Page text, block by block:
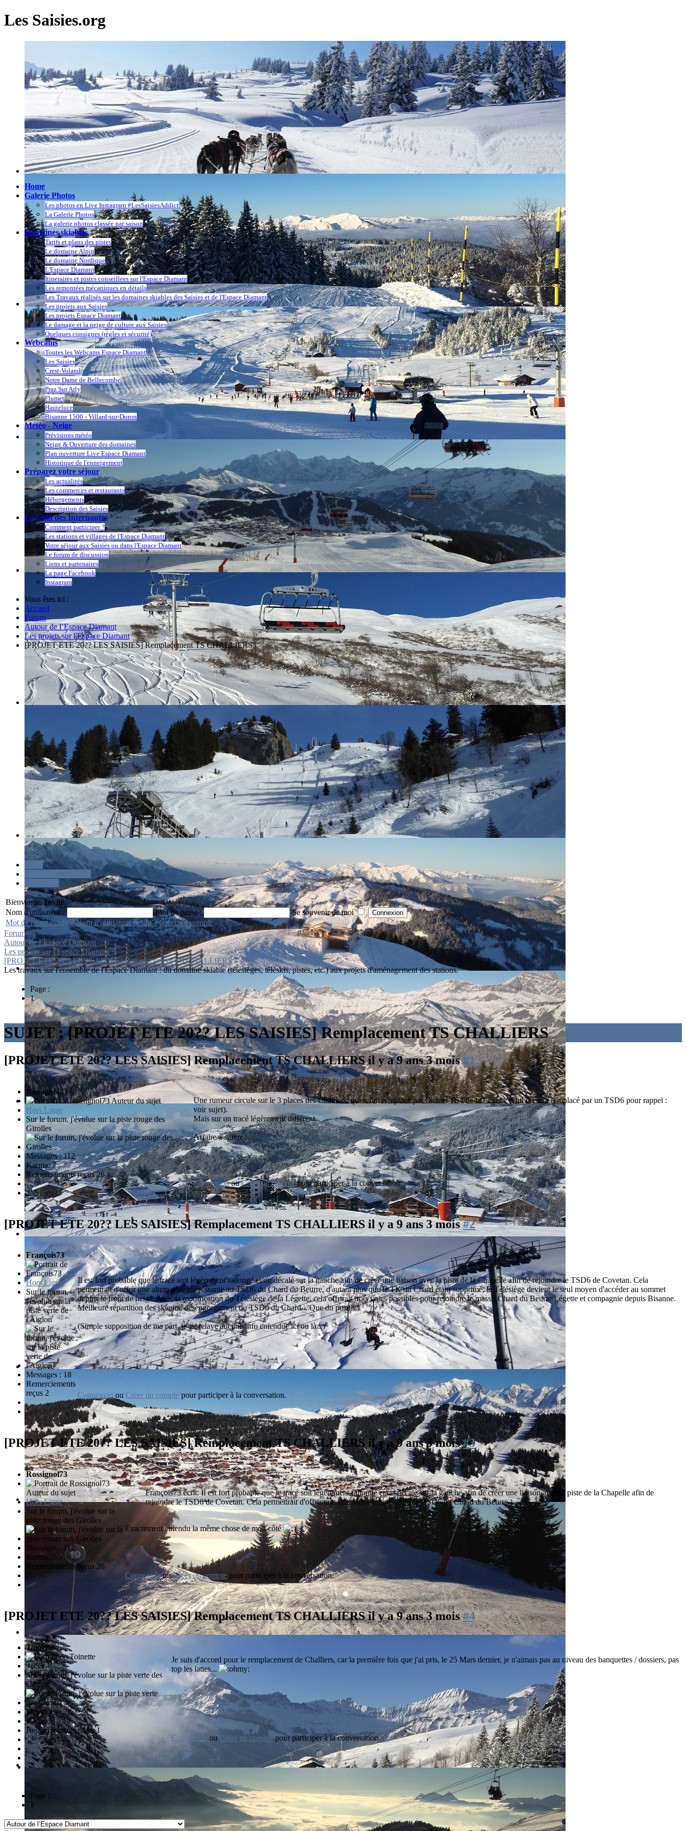
Les Saisies.org
Home
Galerie Photos
Les photos en Live Instagram #LesSaisiesAddict
La Galerie Photos
La galerie photos classée par saison
Domaines skiables
Tarifs et plans des pistes
Le domaine Alpin
Le domaine Nordique
L'Espace Diamant
Itineraires et pistes conseillees sur l'Espace Diamant
Les remontées mécaniques en détails
Les Travaux réalisés sur les domaines skiables des Saisies et de l'Espace Diamant
Les projets aux Saisies
Les projets Espace Diamant
Le damage et la neige de culture aux Saisies
Quelques consignes (règles et sécurité)
Webcams
Toutes les Webcams Espace Diamant
Les Saisies
Crest-Voland
Notre Dame de Bellecombe
Praz Sur Arly
Flumet
Hauteluce
Bisanne 1500 - Villard-sur-Doron
Météo - Neige
Prévisions météo
Neige & Ouverture des domaines
Plan ouverture Live Espace Diamant
Historique de l'enneigement
Préparez votre séjour
Les actualités
Les commerces et restaurants
Hébergements
Description des Saisies
Le Coin des Internautes
Comment participer ?
Les stations et villages de l'Espace Diamant
Votre séjour aux Saisies ou dans l'Espace Diamant
Le forum de discussion
Liens et partenaires
La page Facebook
Instagram
Vous êtes ici :
Accueil
Forum
Autour de l’Espace Diamant
Les projets sur l'Espace Diamant
[PROJET ETE 20?? LES SAISIES] Remplacement TS CHALLIERS
Bienvenue, Invité
Nom d'utilisateur :
Mot de passe :
Se souvenir de moi
Mot de passe perdu ? Nom d'utilisateur perdu ? Créer un compte
Forum
Autour de l’Espace Diamant
Les projets sur l'Espace Diamant
[PROJET ETE 20?? LES SAISIES] Remplacement TS CHALLIERS
Les travaux sur l'ensemble de l'Espace Diamant : du domaine skiable (télésièges, téléskis, pistes, etc.) aux projets d'aménagement des stations.
Page :
1
SUJET :[PROJET ETE 20?? LES SAISIES] Remplacement TS CHALLIERS
[PROJET ETE 20?? LES SAISIES] Remplacement TS CHALLIERSil y a 9 ans 3 mois#1
Rossignol73
Auteur du sujet
Hors Ligne
Sur le forum, j'évolue sur la piste rouge des
Girolles
Messages : 112
Karma: 7
Remerciements reçus 26
Une rumeur circule sur le 3 places des Challiers, qui serait remplacé par l'actuel TS4 de la Legette (Qui lui sera remplacé par un TSD6 pour rappel :
voir sujet).
Mais sur un tracé légèrement différent.
Affaire à suivre ...
ConnexionouCréer un comptepour participer à la conversation.
[PROJET ETE 20?? LES SAISIES] Remplacement TS CHALLIERSil y a 9 ans 3 mois#2
François73
Hors Ligne
Sur le forum,
j'évolue sur la
piste verte de
l'Aiglon
Messages : 18
Remerciements
reçus 2
Il est fort probable que le tracé soit légèrement rallongé et/ou décalé sur la gauche afin de créer une liaison avec la piste de la Chapelle afin de rejoindre le TSD6 de Covetan. Cela
permettrait d'offrir une alternative intéressante au TSD6 du Chard du Beurre, d'autant plus que le TK du Chard étant supprimé, le Télésiège devient le seul moyen d'accéder au sommet
depuis le front de neige. Avec la modification du Télésiège de la Légette, cela offrirait trois voies possibles pour rejoindre le massif Chard du Beurre/Légette et compagnie depuis Bisanne.
Meilleure répartition des skieurs, désengorgement du TSD6 du Chard... Que du positif !
(Simple supposition de ma part, je ne relaye aucune info entendue ici ou là...)
Connexionou Créer un compte pour participer à la conversation.
[PROJET ETE 20?? LES SAISIES] Remplacement TS CHALLIERSil y a 9 ans 3 mois#3
Rossignol73
Auteur du sujet
Hors Ligne
Sur le forum, j'évolue sur la
piste rouge des Girolles
Messages : 112
Karma: 7
Remerciements reçus 26
François73 écrit: Il est fort probable que le tracé soit légèrement rallongé et/ou décalé sur la gauche afin de créer une liaison avec la piste de la Chapelle afin de
rejoindre le TSD6 de Covetan. Cela permettrait d'offrir une alternative intéressante au TSD6 du Chard du Beurre,)
Exactement entendu la même chose de mon côté
ConnexionouCréer un compte pour participer à la conversation.
[PROJET ETE 20?? LES SAISIES] Remplacement TS CHALLIERSil y a 9 ans 3 mois#4
Toinette
Hors Ligne
Sur le forum, j'évolue sur la piste verte des
Carrets
Messages : 28
Karma: 1
Remerciements reçus 1
Je suis d'accord pour le remplacement de Challiers, car la première fois que j'ai pris, le 25 Mars dernier, je n'aimais pas au niveau des banquettes / dossiers, pas
top les lattes...
Connexion ou Créer un comptepour participer à la conversation.
Page :
1